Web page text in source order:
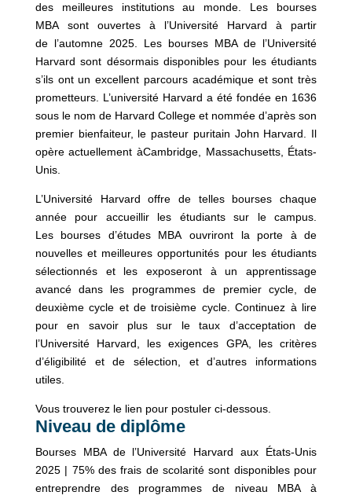
des meilleures institutions au monde. Les bourses
MBA sont ouvertes à l’Université Harvard à partir
de l’automne 2025. Les bourses MBA de l’Université
Harvard sont désormais disponibles pour les étudiants
s’ils ont un excellent parcours académique et sont très
prometteurs. L’université Harvard a été fondée en 1636
sous le nom de Harvard College et nommée d’après son
premier bienfaiteur, le pasteur puritain John Harvard. Il
opère actuellement àCambridge, Massachusetts, États-
Unis.
L’Université Harvard offre de telles bourses chaque
année pour accueillir les étudiants sur le campus.
Les bourses d’études MBA ouvriront la porte à de
nouvelles et meilleures opportunités pour les étudiants
sélectionnés et les exposeront à un apprentissage
avancé dans les programmes de premier cycle, de
deuxième cycle et de troisième cycle. Continuez à lire
pour en savoir plus sur le taux d’acceptation de
l’Université Harvard, les exigences GPA, les critères
d’éligibilité et de sélection, et d’autres informations
utiles.
Vous trouverez le lien pour postuler ci-dessous.
Niveau de diplôme
Bourses MBA de l’Université Harvard aux États-Unis
2025 | 75% des frais de scolarité sont disponibles pour
entreprendre des programmes de niveau MBA à